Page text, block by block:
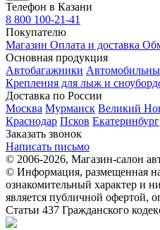
Телефон в Казани
8 800 100-21-41
Покупателю
Магазин Оплата и доставка
Основная продукция
Автобагажники
Крепления для лыж и
Доставка по России
Москва Мурманск Великий
Краснодар Псков Екатеринбург
Заказать звонок
Написать письмо
© 2006-2026, Магазин-салон
© Информация, размещенная
ознакомительный характер и
является публичной офертой,
Статьи 437 Гражданского